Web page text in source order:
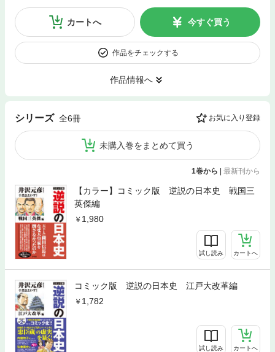
カートへ 今すぐ買う
作品をチェックする
作品情報へ
シリーズ 全6冊 お気に入り登録
未購入巻をまとめて買う
1巻から | 最新刊から
【カラー】コミック版 逆説の日本史 戦国三
英傑編
1,980
試し読み カートへ
コミック版 逆説の日本史 江戸大改革編
1,782
試し読み カートへ